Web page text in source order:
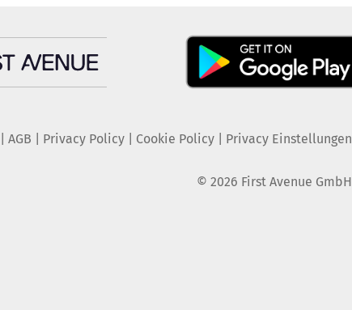
AGB Privacy Policy| Cookie Policy| Privacy Einstellungen
© 2026 First Avenue GmbH